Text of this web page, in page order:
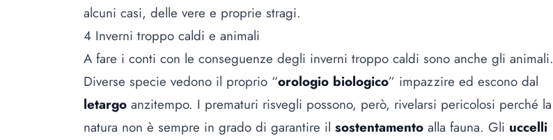
alcuni casi, delle vere e proprie stragi.
4 Inverni troppo caldi e animali
A fare i conti con le conseguenze degli inverni troppo caldi sono anche gli animali.
Diverse specie vedono il proprio “orologio biologico” impazzire ed escono dal
letargo anzitempo. I prematuri risvegli possono, però, rivelarsi pericolosi perché la
natura non è sempre in grado di garantire il sostentamento alla fauna. Gli uccelli